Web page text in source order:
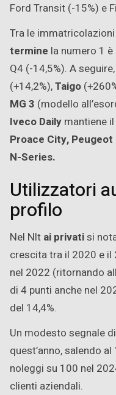
Ford Transit (-15%) e
Tra le
termine la numero 1 è
Q4 (-14,5%). A
(+14,2%),Taigo
MG 3 (modello
Iveco Daily mantiene
Proace City,
N-Series.
Utilizzatori
profilo
Nel Nlt ai privatisi
crescita tra il 2020 e il
nel 2022 (ritornando
di 4 punti anche nel
del 14,4%.
Un modesto segnale
quest’anno, salendo
noleggi su 100 nel
clienti aziendali.